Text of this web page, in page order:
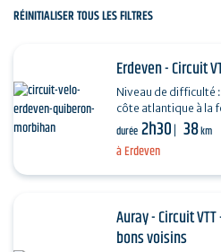
RÉINITIALISER TOUS LES FILTRES
à Erdeven
Erdeven - Circuit
Niveau de difficulté :
côte atlantique à la
dunaire à
durée 2h30 38km
Auray - Circuit
bons voisins